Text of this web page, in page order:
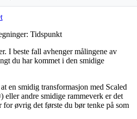
Tidspunkt
I beste fall avhenger målingene av
du har kommet i den smidige
en smidig transformasjon med Scaled
andre smidige rammeverk er det
for øvrig det første du bør tenke på som